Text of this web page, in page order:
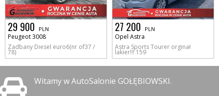
29 900 PLN
Peugeot 3008
Zadbany Diesel euro6(nr of37 /
78)
27 200 PLN
Opel Astra
Astra Sports Tourer orginał
lakier!!! 159
Witamy w AutoSalonie GOŁĘBIOWSKI.